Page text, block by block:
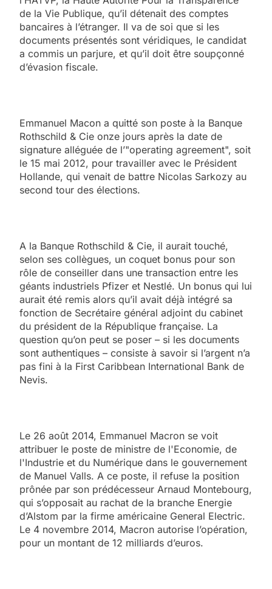
de la Vie Publique, qu’il détenait des comptes
bancaires à l’étranger. Il va de soi que si les
documents présentés sont véridiques, le candidat
a commis un parjure, et qu’il doit être soupçonné
d’évasion fiscale.
Emmanuel Macon a quitté son poste à la Banque
Rothschild & Cie onze jours après la date de
signature alléguée de l’"operating agreement", soit
le 15 mai 2012, pour travailler avec le Président
Hollande, qui venait de battre Nicolas Sarkozy au
second tour des élections.
A la Banque Rothschild & Cie, il aurait touché,
selon ses collègues, un coquet bonus pour son
rôle de conseiller dans une transaction entre les
géants industriels Pfizer et Nestlé. Un bonus qui lui
aurait été remis alors qu’il avait déjà intégré sa
fonction de Secrétaire général adjoint du cabinet
du président de la République française. La
question qu’on peut se poser – si les documents
sont authentiques – consiste à savoir si l’argent n’a
pas fini à la First Caribbean International Bank de
Nevis.
Le 26 août 2014, Emmanuel Macron se voit
attribuer le poste de ministre de l'Economie, de
l'Industrie et du Numérique dans le gouvernement
de Manuel Valls. A ce poste, il refuse la position
prônée par son prédécesseur Arnaud Montebourg,
qui s’opposait au rachat de la branche Energie
d’Alstom par la firme américaine General Electric.
Le 4 novembre 2014, Macron autorise l’opération,
pour un montant de 12 milliards d’euros.